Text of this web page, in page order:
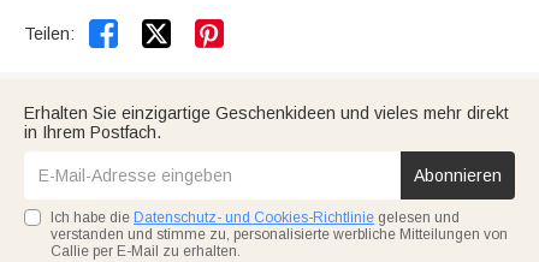
Teilen:  
Erhalten Sie einzigartige Geschenkideen und vieles mehr direkt
in Ihrem Postfach.
Abonnieren
Ich habe die Datenschutz- und Cookies-Richtlinie gelesen und
verstanden und stimme zu, personalisierte werbliche Mitteilungen von
Callie per E-Mail zu erhalten.